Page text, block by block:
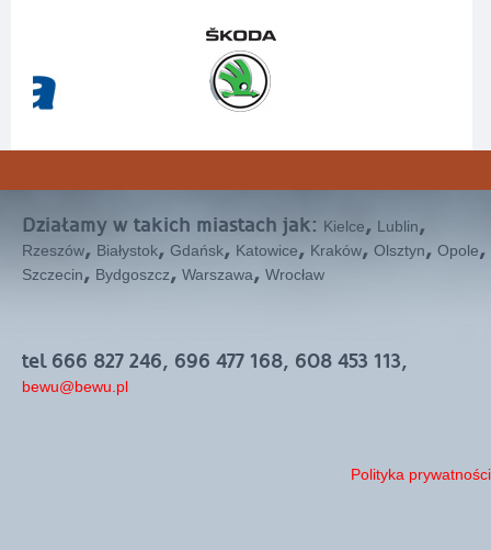
Działamy w takich miastach jak: Kielce, Lublin,
Rzeszów, Białystok, Gdańsk, Katowice, Kraków, Olsztyn, Opole,
Szczecin, Bydgoszcz, Warszawa, Wrocław
tel 666 827 246, 696 477 168, 608 453 113,
bewu@bewu.pl
Polityka prywatności